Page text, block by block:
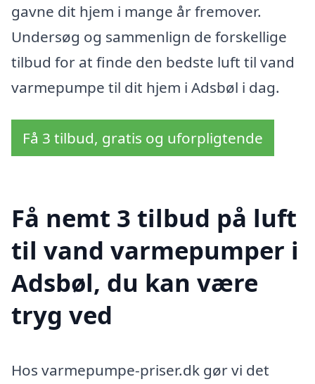
gavne dit hjem i mange år fremover.
Undersøg og sammenlign de forskellige
tilbud for at finde den bedste luft til vand
varmepumpe til dit hjem i Adsbøl i dag.
Få 3 tilbud, gratis og uforpligtende
Få nemt 3 tilbud på luft
til vand varmepumper i
Adsbøl, du kan være
tryg ved
Hos varmepumpe-priser.dk gør vi det